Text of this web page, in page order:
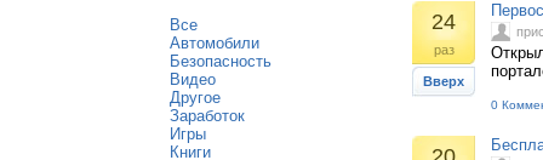
Все
Автомобили
Безопасность
Видео
Другое
Заработок
Игры
Книги
24
раз
Вверх
0